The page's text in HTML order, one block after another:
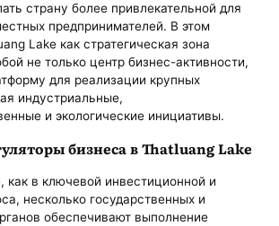
страну более привлекательной для
предпринимателей. В этом
Lake как стратегическая зона
не только центр бизнес-активности,
для реализации крупных
индустриальные,
и экологические инициативы.
бизнеса в Thatluang Lake
как в ключевой инвестиционной и
несколько государственных и
обеспечивают выполнение